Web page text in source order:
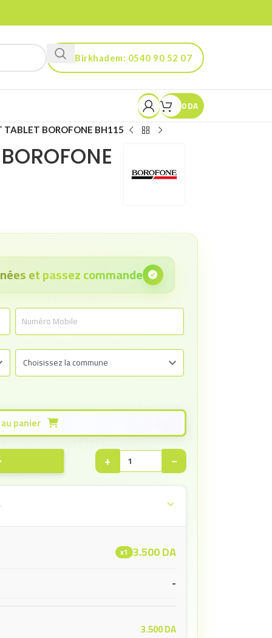
Birkhadem: 0540 90 52 07
Kouba: 0560 90 52 03
0DA
TABLET BOROFONE BH115
et passez commande
Ajouter au panier
−
+
x1 3.500DA
-
3.500DA